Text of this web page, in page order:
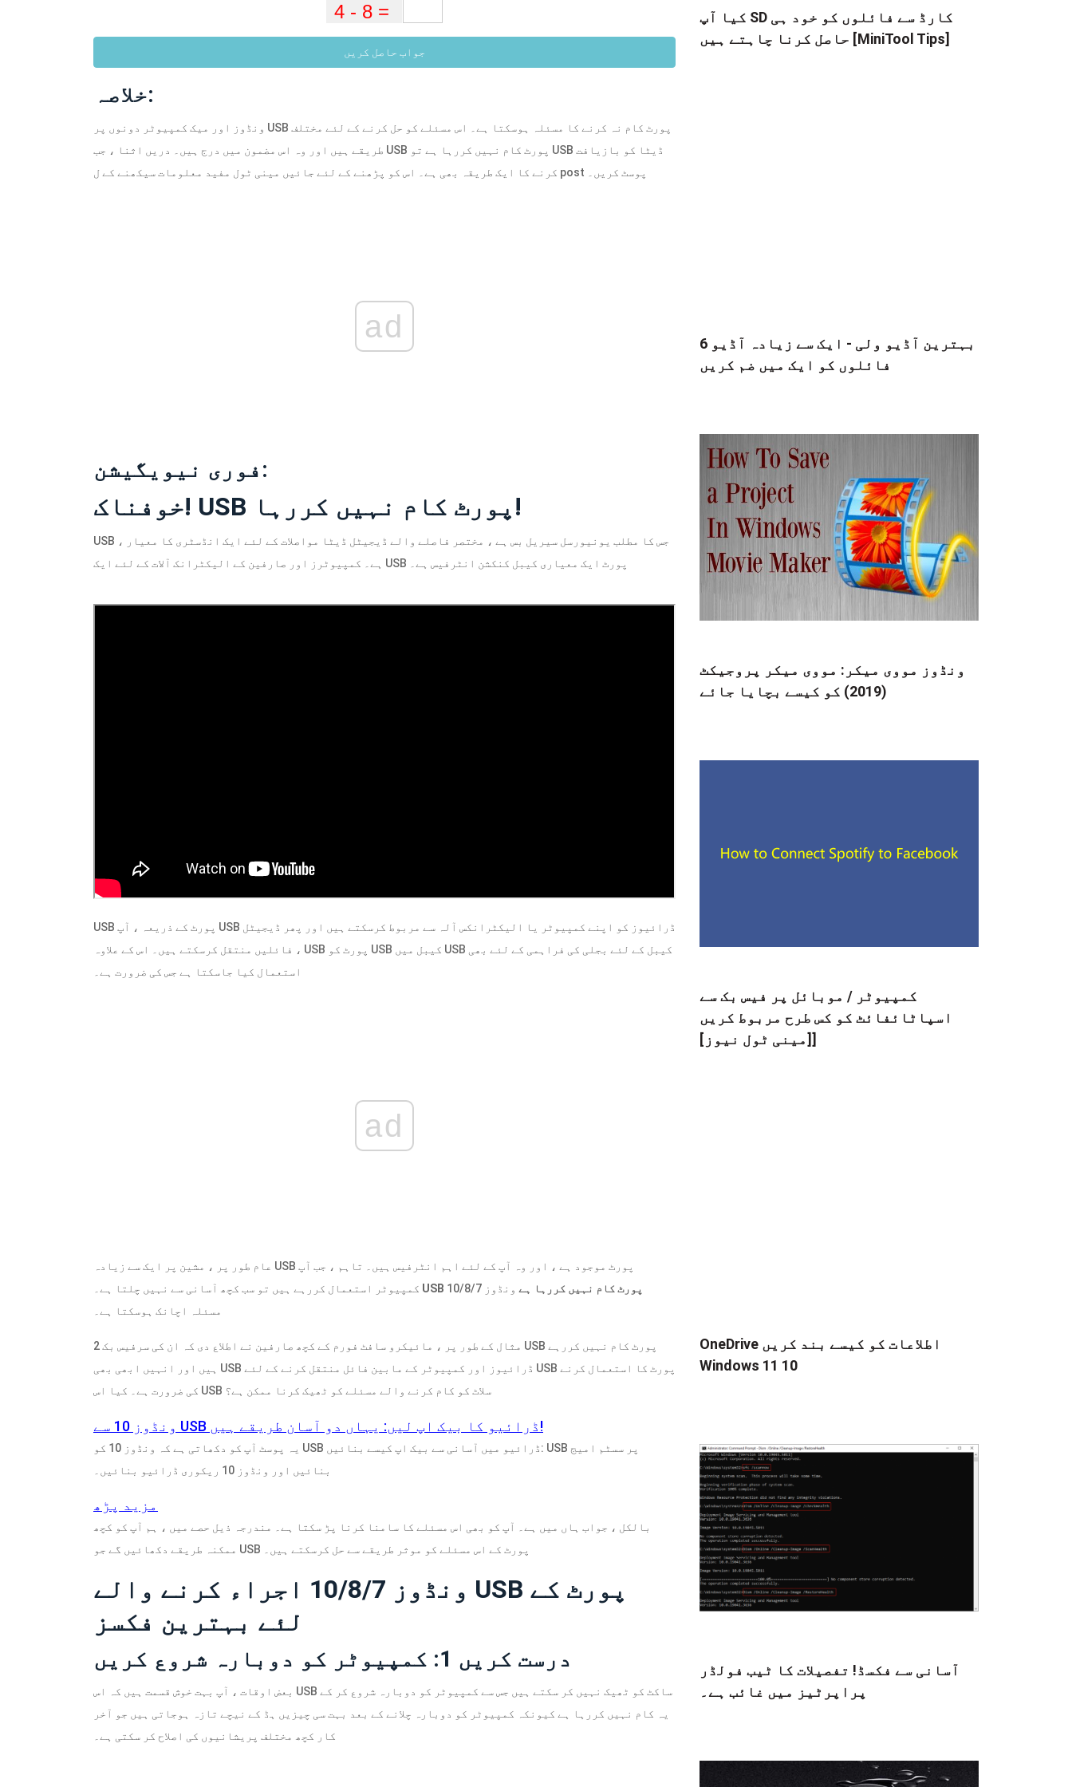
جواب حاصل کریں
خلاصہ:
ونڈوز اور میک کمپیوٹر دونوں پر USB پورٹ کام نہ کرنے کا مسئلہ ہوسکتا ہے۔ اس مسئلے کو حل کرنے کے لئے مختلف
طریقے ہیں اور وہ اس مضمون میں درج ہیں۔ دریں اثنا ، جب USB پورٹ کام نہیں کررہا ہے تو USB ڈیٹا کو بازیافت
کرنے کا ایک طریقہ بھی ہے۔ اس کو پڑھنے کے لئے جائیں مینی ٹول مفید معلومات سیکھنے کے ل post پوسٹ کریں۔
ad
فوری نیویگیشن:
خوفناک! USB پورٹ کام نہیں کررہا!
USB ، جس کا مطلب یونیورسل سیریل بس ہے ، مختصر فاصلے والے ڈیجیٹل ڈیٹا مواصلات کے لئے ایک انڈسٹری کا معیار
ہے۔ کمپیوٹرز اور صارفین کے الیکٹرانک آلات کے لئے ایک USB پورٹ ایک معیاری کیبل کنکشن انٹرفیس ہے۔
USB پورٹ کے ذریعہ ، آپ USB ڈرائیوز کو اپنے کمپیوٹر یا الیکٹرانکس آلہ سے مربوط کرسکتے ہیں اور پھر ڈیجیٹل
فائلیں منتقل کرسکتے ہیں۔ اس کے علاوہ ، USB پورٹ کو USB کیبل میں USB کیبل کے لئے بجلی کی فراہمی کے لئے بھی
استعمال کیا جاسکتا ہے جس کی ضرورت ہے۔
ad
عام طور پر ، مشین پر ایک سے زیادہ USB پورٹ موجود ہے ، اور وہ آپ کے لئے اہم انٹرفیس ہیں۔ تاہم ، جب آپ
USB پورٹ کام نہیں کررہا ہے
ونڈوز 10/8/7
مسئلہ اچانک ہوسکتا ہے۔
مثال کے طور پر ، مائیکرو سافٹ فورم کے کچھ صارفین نے اطلاع دی کہ ان کی سرفیس بک 2 USB پورٹ کام نہیں کررہے
ہیں اور انہیں ابھی بھی USB ڈرائیوز اور کمپیوٹر کے مابین فائل منتقل کرنے کے لئے USB پورٹ کا استعمال کرنے
کی ضرورت ہے۔ کیا اس USB سلاٹ کو کام کرنے والے مسئلے کو ٹھیک کرنا ممکن ہے؟
ونڈوز 10 سے USB ڈرائیو کا بیک اپ لیں: یہاں دو آسان طریقے ہیں!
یہ پوسٹ آپ کو دکھاتی ہے کہ ونڈوز 10 کو USB ڈرائیو میں آسانی سے بیک اپ کیسے بنائیں: USB پر سسٹم امیج
بنائیں اور ونڈوز 10 ریکوری ڈرائیو بنائیں۔
مزید پڑھ
بالکل ، جواب ہاں میں ہے۔ آپ کو بھی اس مسئلے کا سامنا کرنا پڑ سکتا ہے۔ مندرجہ ذیل حصے میں ، ہم آپ کو کچھ
ممکنہ طریقے دکھائیں گے جو USB پورٹ کے اس مسئلے کو موثر طریقے سے حل کرسکتے ہیں۔
ونڈوز 10/8/7 اجراء کرنے والے USB پورٹ کے
لئے بہترین فکسز
درست کریں 1: کمپیوٹر کو دوبارہ شروع کریں
بعض اوقات ، آپ بہت خوش قسمت ہیں کہ اس USB ساکٹ کو ٹھیک نہیں کر سکتے ہیں جس سے کمپیوٹر کو دوبارہ شروع کر کے
یہ کام نہیں کررہا ہے کیونکہ کمپیوٹر کو دوبارہ چلانے کے بعد بہت سی چیزیں ہڈ کے نیچے تازہ ہوجاتی ہیں جو آخر
کار کچھ مختلف پریشانیوں کی اصلاح کر سکتی ہے۔
کیا آپ SD کارڈ سے فائلوں کو خود ہی
حاصل کرنا چاہتے ہیں [MiniTool Tips]
6 بہترین آڈیو ولی - ایک سے زیادہ آڈیو
فائلوں کو ایک میں ضم کریں
ونڈوز مووی میکر: مووی میکر پروجیکٹ
(2019) کو کیسے بچایا جائے
کمپیوٹر / موبائل پر فیس بک سے
اسپاٹائفائٹ کو کس طرح مربوط کریں
[[مینی ٹول نیوز]
OneDrive اطلاعات کو کیسے بند کریں
Windows 11 10
آسانی سے فکسڈ! تفصیلات کا ٹیب فولڈر
پراپرٹیز میں غائب ہے۔